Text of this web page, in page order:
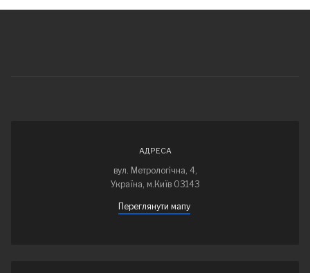
АДРЕСА
вул. Метрологічна, 4,
Україна, м.Київ 03143
Переглянути мапу